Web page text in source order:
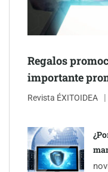
NOVA: innovación y
mano de Tormo
Regalos
importante
Revista ÉXITOIDEA